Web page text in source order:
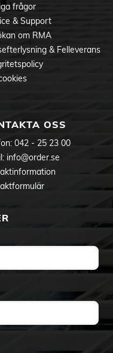
frågor
& Support
om RMA
& Felleverans
OSS
042 - 25 23 00
info@order.se